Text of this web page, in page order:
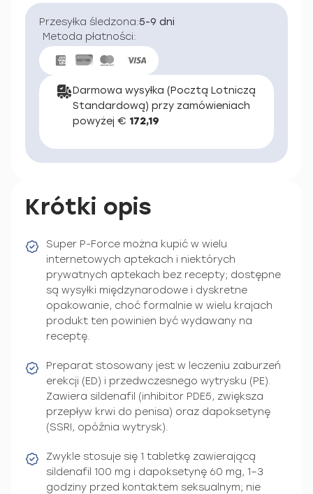
Przesyłka śledzona:5-9 dni
Metoda płatności:
Darmowa wysyłka (Pocztą Lotniczą
Standardową) przy zamówieniach
powyżej € 172,19
Krótki opis
Super P-Force można kupić w wielu
internetowych aptekach i niektórych
prywatnych aptekach bez recepty; dostępne
są wysyłki międzynarodowe i dyskretne
opakowanie, choć formalnie w wielu krajach
produkt ten powinien być wydawany na
receptę.
Preparat stosowany jest w leczeniu zaburzeń
erekcji (ED) i przedwczesnego wytrysku (PE).
Zawiera sildenafil (inhibitor PDE5, zwiększa
przepływ krwi do penisa) oraz dapoksetynę
(SSRI, opóźnia wytrysk).
Zwykle stosuje się 1 tabletkę zawierającą
sildenafil 100 mg i dapoksetynę 60 mg, 1–3
godziny przed kontaktem seksualnym; nie